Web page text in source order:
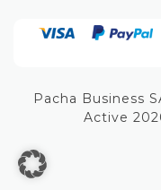
Pacha Business
Active